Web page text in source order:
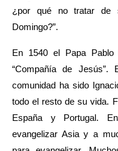
¿por qué no tratar de
Domingo?”.
En 1540 el Papa Pablo
“Compañía de
comunidad ha sido
todo el resto de su vida.
España y Portugal.
evangelizar Asia y a